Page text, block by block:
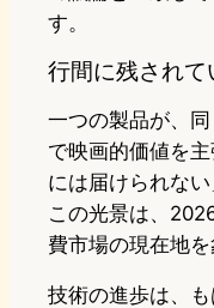
す。
行間に残されて
一つの製品が、
で映画的価値を
には届けられな
この光景は、
費市場の現在地を
技術の進歩は、も